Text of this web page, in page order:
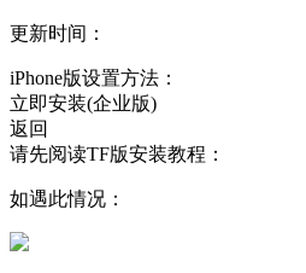
更新时间：
iPhone版设置方法：
立即安装(企业版)
返回
请先阅读TF版安装教程：
如遇此情况：